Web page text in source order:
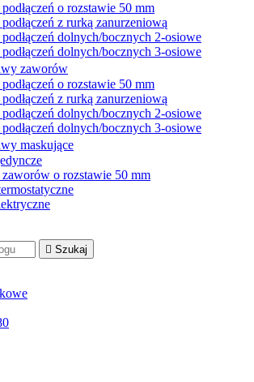
o rozstawie 50 mm
z rurką zanurzeniową
dolnych/bocznych 2-osiowe
dolnych/bocznych 3-osiowe
zaworów
o rozstawie 50 mm
z rurką zanurzeniową
dolnych/bocznych 2-osiowe
dolnych/bocznych 3-osiowe
maskujące
o rozstawie 50 mm
 Szukaj